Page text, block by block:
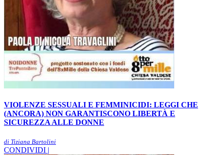
VIOLENZE SESSUALI E FEMMINICIDI: LEGGI CHE
(ANCORA) NON GARANTISCONO LIBERTÀ E
SICUREZZA ALLE DONNE
di Tiziana Bartolini
CONDIVIDI |